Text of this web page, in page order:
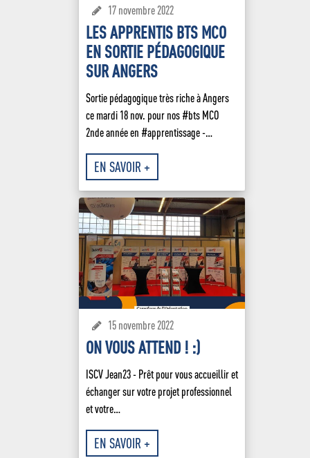
17 novembre 2022
LES APPRENTIS BTS MCO
EN SORTIE PÉDAGOGIQUE
SUR ANGERS
Sortie pédagogique très riche à Angers
ce mardi 18 nov. pour nos #bts MCO
2nde année en #apprentissage -…
EN SAVOIR +
15 novembre 2022
ON VOUS ATTEND ! :)
ISCV Jean23 - Prêt pour vous accueillir et
échanger sur votre projet professionnel
et votre…
EN SAVOIR +
Bachelor
CDI
Transport & Restauration
Préinscriptions en